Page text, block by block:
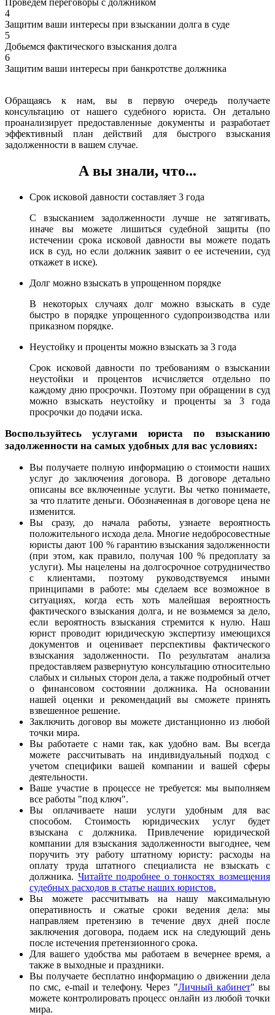
4
Защитим ваши интересы при взыскании долга в суде
5
Добьемся фактического взыскания долга
6
Защитим ваши интересы при банкротстве должника
Обращаясь к нам, вы в первую очередь получаете
консультацию от нашего судебного юриста. Он детально
проанализирует предоставленные документы и разработает
эффективный план действий для быстрого взыскания
задолженности в вашем случае.
А вы знали, что...
Срок исковой давности составляет 3 года
С взысканием задолженности лучше не затягивать,
иначе вы можете лишиться судебной защиты (по
истечении срока исковой давности вы можете подать
иск в суд, но если должник заявит о ее истечении, суд
откажет в иске).
Долг можно взыскать в упрощенном порядке
В некоторых случаях долг можно взыскать в суде
быстро в порядке упрощенного судопроизводства или
приказном порядке.
Неустойку и проценты можно взыскать за 3 года
Срок исковой давности по требованиям о взыскании
неустойки и процентов исчисляется отдельно по
каждому дню просрочки. Поэтому при обращении в суд
можно взыскать неустойку и проценты за 3 года
просрочки до подачи иска.
Воспользуйтесь услугами юриста по взысканию
задолженности на самых удобных для вас условиях:
Вы получаете полную информацию о стоимости наших
услуг до заключения договора. В договоре детально
описаны все включенные услуги. Вы четко понимаете,
за что платите деньги. Обозначенная в договоре цена не
изменится.
Вы сразу, до начала работы, узнаете вероятность
положительного исхода дела. Многие недобросовестные
юристы дают 100 % гарантию взыскания задолженности
(при этом, как правило, получая 100 % предоплату за
услуги). Мы нацелены на долгосрочное сотрудничество
с клиентами, поэтому руководствуемся иными
принципами в работе: мы сделаем все возможное в
ситуациях, когда есть хоть малейшая вероятность
фактического взыскания долга, и не возьмемся за дело,
если вероятность взыскания стремится к нулю. Наш
юрист проводит юридическую экспертизу имеющихся
документов и оценивает перспективы фактического
взыскания задолженности. По результатам анализа
предоставляем развернутую консультацию относительно
слабых и сильных сторон дела, а также подробный отчет
о финансовом состоянии должника. На основании
нашей оценки и рекомендаций вы сможете принять
взвешенное решение.
Заключить договор вы можете дистанционно из любой
точки мира.
Вы работаете с нами так, как удобно вам. Вы всегда
можете рассчитывать на индивидуальный подход с
учетом специфики вашей компании и вашей сферы
деятельности.
Ваше участие в процессе не требуется: мы выполняем
все работы "под ключ".
Вы оплачиваете наши услуги удобным для вас
способом. Стоимость юридических услуг будет
взыскана с должника. Привлечение юридической
компании для взыскания задолженности выгоднее, чем
поручить эту работу штатному юристу: расходы на
оплату труда штатного специалиста не взыскать с
должника. Читайте подробнее о тонкостях возмещения
судебных расходов в статье наших юристов.
Вы можете рассчитывать на нашу максимальную
оперативность и сжатые сроки ведения дела: мы
направляем претензию в течение двух дней после
заключения договора, подаем иск на следующий день
после истечения претензионного срока.
Для вашего удобства мы работаем в вечернее время, а
также в выходные и праздники.
Вы получаете бесплатно информацию о движении дела
по смс, e-mail и телефону. Через "Личный кабинет" вы
можете контролировать процесс онлайн из любой точки
мира.